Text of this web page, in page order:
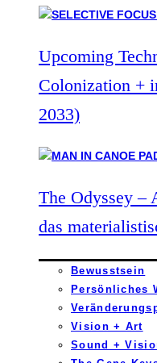
Upcoming
Colonization +
2033)
The Odyssey –
das
Bewusstsein
Persönliches
Vision + Art
Sound +